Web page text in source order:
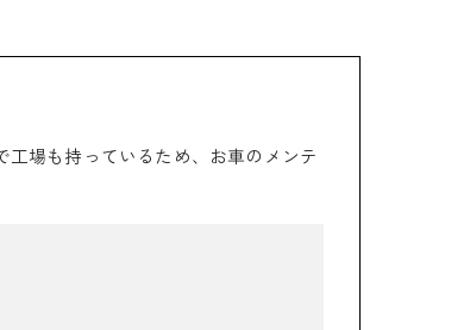
場も持っているため、お車のメンテ